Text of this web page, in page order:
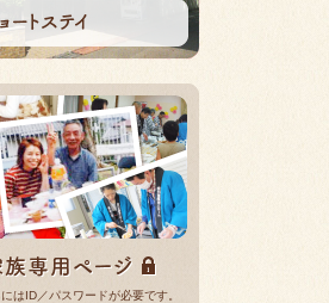
はID／パスワードが必要です。